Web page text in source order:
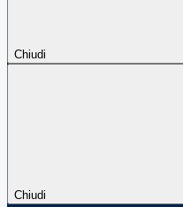
Chiudi
Chiudi